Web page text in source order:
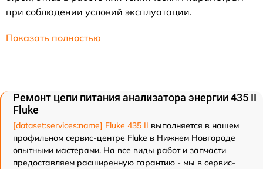
при соблюдении условий эксплуатации.
Показать полностью
Ремонт цепи питания анализатора энергии 435 II
Fluke
[dataset:services:name] Fluke 435 II выполняется в нашем
профильном сервис-центре Fluke в Нижнем Новгороде
опытными мастерами. На все виды работ и запчасти
предоставляем расширенную гарантию - мы в сервис-